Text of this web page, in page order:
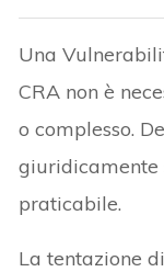
Una
CRA non è
o complesso.
giuridicamente
praticabile.
La tentazione